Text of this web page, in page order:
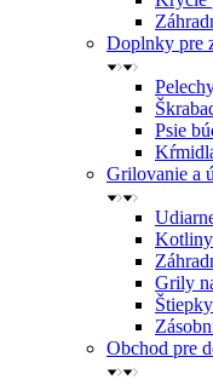
Doplnky pre
Psie
Grilovanie a
Grily
Obchod pre